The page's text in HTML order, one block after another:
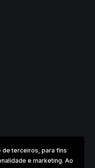
de terceiros, para fins
e marketing. Ao